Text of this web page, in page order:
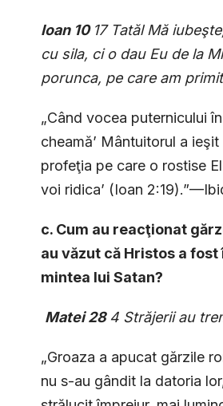
Ioan 10 17 Tatăl Mă
cu sila, ci o dau Eu de la
porunca, pe care am
„Când vocea puternicului
cheamă’ Mântuitorul a
profeţia pe care o rostise
voi ridica’ (Ioan
c. Cum au reacţionat
au văzut că Hristos a
mintea lui Satan?
Matei 28 4 Străjerii au
„Groaza a apucat gărzile
nu s-au gândit la datoria